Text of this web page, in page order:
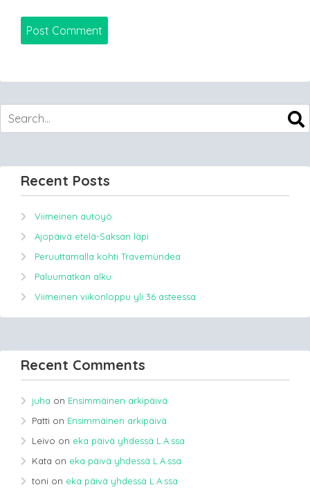
Recent Posts
Viimeinen autoyö
Ajopäivä etelä-Saksan läpi
Peruuttamalla kohti Travemündea
Paluumatkan alku
Viimeinen viikonloppu yli 36 asteessa.
Recent Comments
juha on Ensimmäinen arkipäivä
Patti on Ensimmäinen arkipäivä
Leivo on eka päivä yhdessä L.A.ssa
Kata on eka päivä yhdessä L.A.ssa
toni on eka päivä yhdessä L.A.ssa